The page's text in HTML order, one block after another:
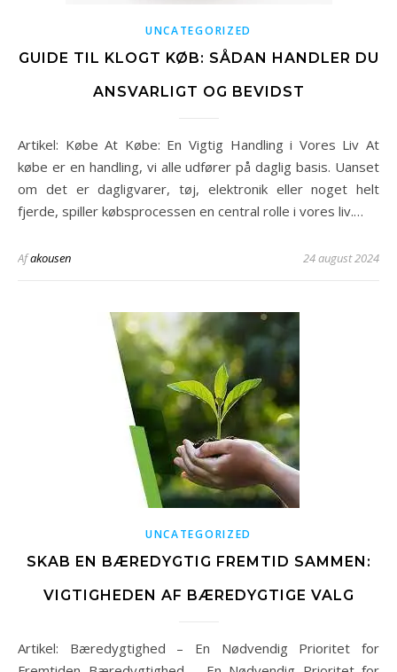
UNCATEGORIZED
GUIDE TIL KLOGT KØB: SÅDAN HANDLER DU
ANSVARLIGT OG BEVIDST
Artikel: Købe At Købe: En Vigtig Handling i Vores Liv At
købe er en handling, vi alle udfører på daglig basis. Uanset
om det er dagligvarer, tøj, elektronik eller noget helt
fjerde, spiller købsprocessen en central rolle i vores liv.…
Afakousen 24 august 2024
UNCATEGORIZED
SKAB EN BÆREDYGTIG FREMTID SAMMEN:
VIGTIGHEDEN AF BÆREDYGTIGE VALG
Artikel: Bæredygtighed – En Nødvendig Prioritet for